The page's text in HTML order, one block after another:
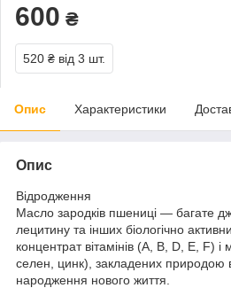
600 ₴
520 ₴ від 3 шт.
Опис Характеристики
Опис
Відродження
Масло зародків пшениці ― багате
лецитину та інших біологічно
концентрат вітамінів (А, В, D, Е, F) і
селен, цинк), закладених природою
народження нового життя.